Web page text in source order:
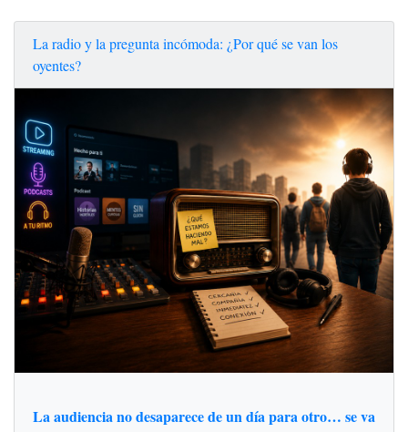
La radio y la pregunta incómoda: ¿Por qué se van los
oyentes?
La audiencia no desaparece de un día para otro… se va